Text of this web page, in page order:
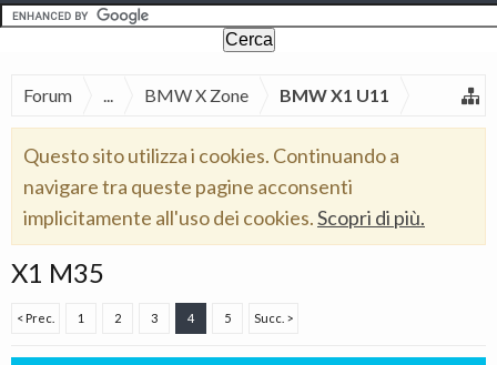
Forum ... BMW X Zone BMW X1 U11
Questo sito utilizza i cookies. Continuando a
navigare tra queste pagine acconsenti
implicitamente all'uso dei cookies.Scopri di più.
X1 M35
< Prec. 1 2 3 4 5 Succ. >